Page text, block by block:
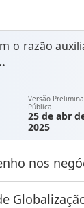
o razão
Versão
Pública
25 de abr
2025
nos